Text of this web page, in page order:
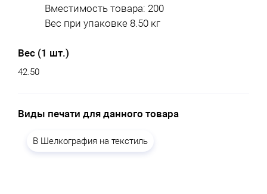
Вместимость товара: 200
Вес при упаковке 8.50 кг
Вес (1 шт.)
42.50
Виды печати для данного товара
B Шелкография на текстиль